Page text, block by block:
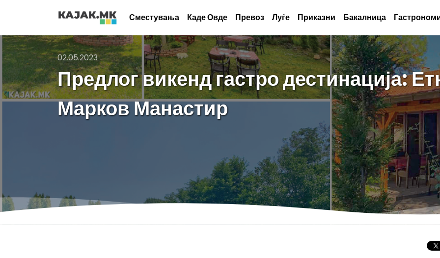
Сместувања Каде Овде Превоз Луѓе Приказни Бакалница
02.05.2023
Предлог викенд гастро дестинација:
Марков Манастир